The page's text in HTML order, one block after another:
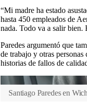
“Mi madre ha estado
hasta 450 empleados de
nada. Todo va a salir bien.
Paredes argumentó que
de trabajo y otras personas
historias de fallos de
Santiago Paredes en